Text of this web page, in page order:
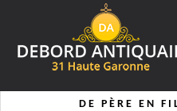
DE PÈRE EN